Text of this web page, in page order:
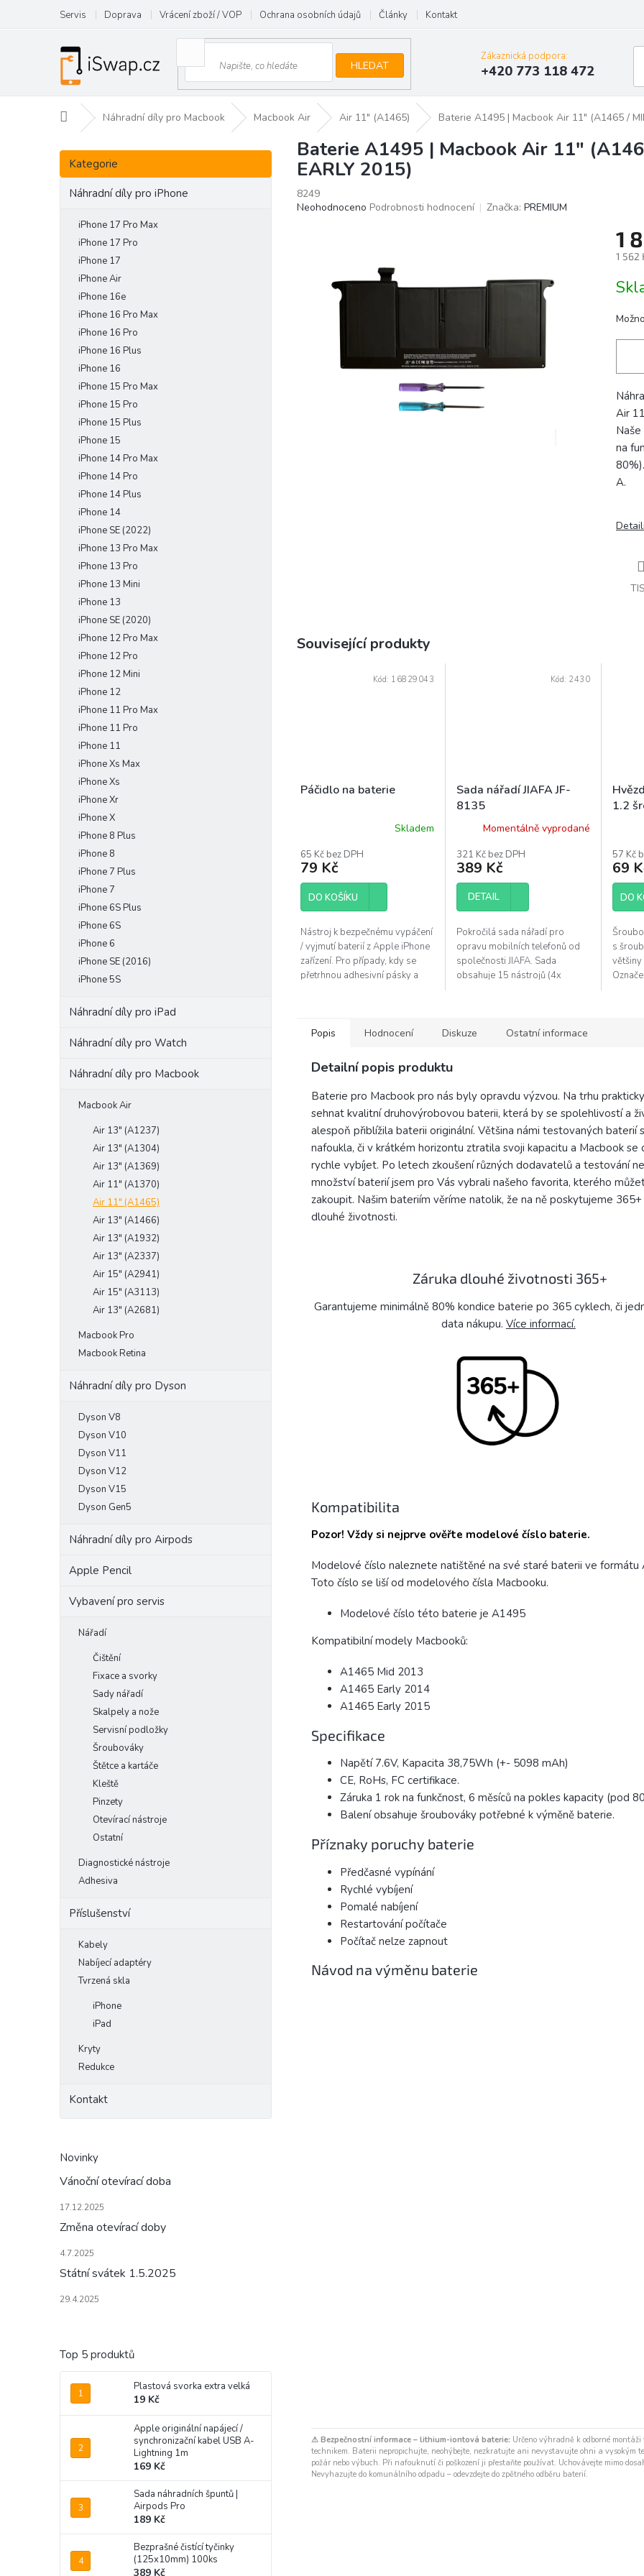
obsah
Servis Doprava Vrácení zboží / VOP Ochrana osobních údajů Články Kontakt
HLEDAT
Zákaznická podpora:
+420 773 118 472
Domů Náhradní díly pro Macbook Macbook Air Air 11" (A1465) Baterie A1495 | Macbook Air 11" (A1465 /
P
s
Přeskočit
kategorie
Kategorie
Náhradní díly pro iPhone
iPhone 17 Pro Max
iPhone 17 Pro
iPhone 17
iPhone Air
iPhone 16e
iPhone 16 Pro Max
iPhone 16 Pro
iPhone 16 Plus
iPhone 16
iPhone 15 Pro Max
iPhone 15 Pro
iPhone 15 Plus
iPhone 15
iPhone 14 Pro Max
iPhone 14 Pro
iPhone 14 Plus
iPhone 14
iPhone SE (2022)
iPhone 13 Pro Max
iPhone 13 Pro
iPhone 13 Mini
iPhone 13
iPhone SE (2020)
iPhone 12 Pro Max
iPhone 12 Pro
iPhone 12 Mini
iPhone 12
iPhone 11 Pro Max
iPhone 11 Pro
iPhone 11
iPhone Xs Max
iPhone Xs
iPhone Xr
iPhone X
iPhone 8 Plus
iPhone 8
iPhone 7 Plus
iPhone 7
iPhone 6S Plus
iPhone 6S
iPhone 6
iPhone SE (2016)
iPhone 5S
Náhradní díly pro iPad
Náhradní díly pro Watch
Náhradní díly pro Macbook
Macbook Air
Air 13" (A1237)
Air 13" (A1304)
Air 13" (A1369)
Air 11" (A1370)
Air 11" (A1465)
Air 13" (A1466)
Air 13" (A1932)
Air 13" (A2337)
Air 15" (A2941)
Air 15" (A3113)
Air 13" (A2681)
Macbook Pro
Macbook Retina
Náhradní díly pro Dyson
Dyson V8
Dyson V10
Dyson V11
Dyson V12
Dyson V15
Dyson Gen5
Náhradní díly pro Airpods
Apple Pencil
Vybavení pro servis
Nářadí
Čištění
Fixace a svorky
Sady nářadí
Skalpely a nože
Servisní podložky
Šroubováky
Štětce a kartáče
Kleště
Pinzety
Otevírací nástroje
Ostatní
Diagnostické nástroje
Adhesiva
Příslušenství
Kabely
Nabíjecí adaptéry
Tvrzená skla
iPhone
iPad
Kryty
Redukce
Kontakt
Novinky
Vánoční otevírací doba
17.12.2025
Změna otevírací doby
4.7.2025
Státní svátek 1.5.2025
29.4.2025
Top 5 produktů
Plastová svorka extra velká
19 Kč
Apple originální napájecí /
synchronizační kabel USB A-
Lightning 1m
169 Kč
Sada náhradních špuntů |
Airpods Pro
189 Kč
Bezprašné čistící tyčinky
(125x10mm) 100ks
389 Kč
Baterie A1495 | Macbook Air 11"
EARLY 2015)
8249
Průměrné
hvězdiček.
Neohodnoceno Podrobnosti hodnocení Značka: PREMIUM
1
1 562
cena:
Air
na
A.
Související produkty
Páčidlo na baterie
produktu
je
4,4
5
hvězdiček.
Skladem
65 Kč bez DPH
79 Kč
DO KOŠÍKU
Nástroj k bezpečnému vypáčení
/ vyjmutí baterií z Apple iPhone
zařízení. Pro případy, kdy se
přetrhnou adhesivní pásky a
Kód: 16829043
Sada nářadí JIAFA JF-
8135
Momentálně vyprodané
321 Kč bez DPH
389 Kč
DETAIL
Pokročilá sada nářadí pro
opravu mobilních telefonů od
společnosti JIAFA. Sada
obsahuje 15 nástrojů (4x
Kód: 2430
1.2
57 Kč
69
DO
s
Popis Hodnocení Diskuze Ostatní informace
Detailní popis produktu
Baterie pro Macbook pro nás byly opravdu výzvou. Na trhu
sehnat kvalitní druhovýrobovou baterii, která by se spolehlivostí a
alespoň přiblížila baterii originální. Většina námi testovaných baterií
nafoukla, či v krátkém horizontu ztratila svoji kapacitu a Macbook se
rychle vybíjet. Po letech zkoušení různých dodavatelů a testování
množství baterií jsem pro Vás vybrali našeho favorita, kterého
zakoupit. Našim bateriím věríme natolik, že na ně poskytujeme 365+
dlouhé životnosti.
Záruka dlouhé životnosti 365+
Garantujeme minimálně 80% kondice baterie po 365 cyklech, či
data nákupu. Více informací.
Kompatibilita
Pozor! Vždy si nejprve ověřte modelové číslo baterie.
Modelové číslo naleznete natištěné na své staré baterii ve formátu
Toto číslo se liší od modelového čísla Macbooku.
Modelové číslo této baterie je A1495
Kompatibilní modely Macbooků:
A1465 Mid 2013
A1465 Early 2014
A1465 Early 2015
Specifikace
Napětí 7.6V, Kapacita 38,75Wh (+- 5098 mAh)
CE, RoHs, FC certifikace.
Záruka 1 rok na funkčnost, 6 měsíců na pokles kapacity (pod
Balení obsahuje šroubováky potřebné k výměně baterie.
Příznaky poruchy baterie
Předčasné vypínání
Rychlé vybíjení
Pomalé nabíjení
Restartování počítače
Počítač nelze zapnout
Návod na výměnu baterie
⚠ Bezpečnostní informace – lithium-iontová baterie: Určeno výhradně k odborné montáži
technikem. Baterii nepropichujte, neohýbejte, nezkratujte ani nevystavujte ohni a vysokým
požár nebo výbuch. Při nafouknutí či poškození ji přestaňte používat. Uchovávejte mimo
Nevyhazujte do komunálního odpadu – odevzdejte do zpětného odběru baterií.